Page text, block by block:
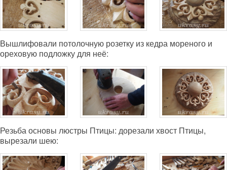
Вышлифовали потолочную розетку из кедра мореного и
ореховую подложку для неё:
Резьба основы люстры Птицы: дорезали хвост Птицы,
вырезали шею: